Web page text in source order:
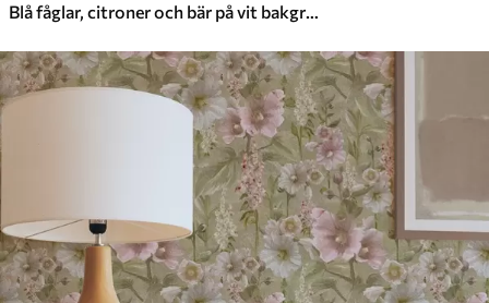
Blå fåglar, citroner och bär på vit bakgrund